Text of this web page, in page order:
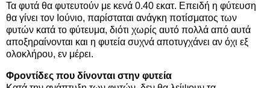
Τα φυτά θα φυτευτούν με κενά 0.40 εκατ. Επειδή η φύτευση
θα γίνει τον Ιούνιο, παρίσταται ανάγκη ποτίσματος των
φυτών κατά το φύτευμα, διότι χωρίς αυτό πολλά από αυτά
αποξηραίνονται και η φυτεία συχνά αποτυγχάνει αν όχι εξ
ολοκλήρου, εν μέρει.
Φροντίδες που δίνονται στην φυτεία